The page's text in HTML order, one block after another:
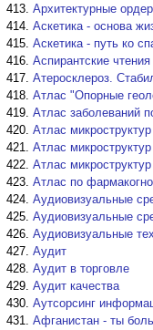
Архитектурные
Аскетика - основа
Аскетика - путь ко
Аспирантские
Атеросклероз.
Атлас "Опорные
Атлас заболеваний
Атлас
Атлас
Атлас
Атлас по
Аудиовизуальные
Аудиовизуальные
Аудиовизуальные
Аудит
Аудит в торговле
Аудит качества
Аутсорсинг
Афганистан - ты